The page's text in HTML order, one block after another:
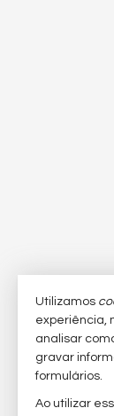
Utilizamos
experiência,
analisar
gravar
formulários.
Ao utilizar